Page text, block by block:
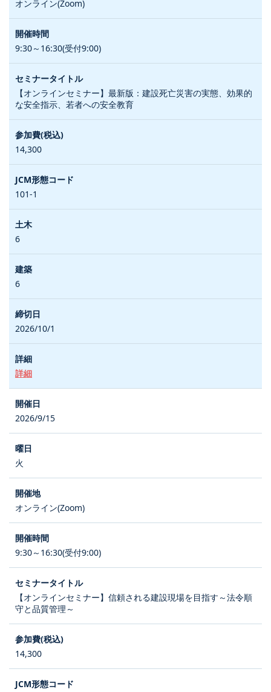
オンライン(Zoom)
9:30～16:30(受付9:00)
【オンラインセミナー】最新版：建設死亡災害の実態、効果的
な安全指示、若者への安全教育
14,300
101-1
6
6
2026/10/1
詳細
2026/9/15
火
オンライン(Zoom)
9:30～16:30(受付9:00)
【オンラインセミナー】信頼される建設現場を目指す～法令順
守と品質管理～
14,300